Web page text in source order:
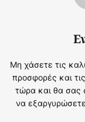
Μη χάσετε τις
προσφορές και
τώρα και θα σας
να